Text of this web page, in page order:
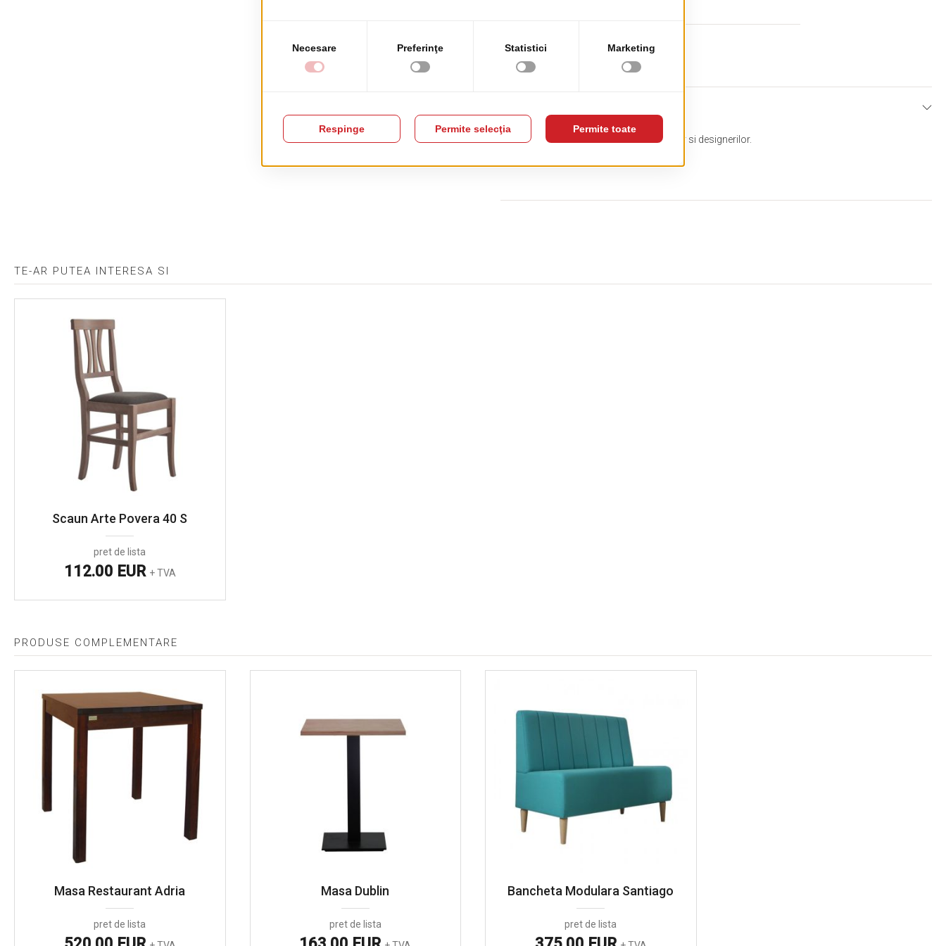
Aceasta sectiune este dedicata arhitectilor si designerilor.
TE-AR PUTEA INTERESA SI
Scaun Arte Povera 40 S
pret de lista
112.00 EUR + TVA
PRODUSE COMPLEMENTARE
Masa Restaurant Adria
pret de lista
Masa Dublin
pret de lista
Bancheta Modulara Santiago
pret de lista